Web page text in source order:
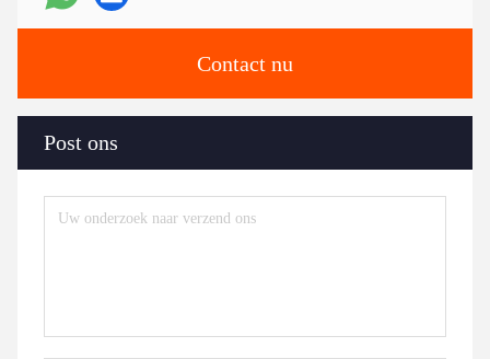
Contact nu
Post ons